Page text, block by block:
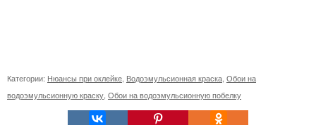
Категории: Нюансы при оклейке Водоэмульсионная краска Обои на
водоэмульсионную краску Обои на водоэмульсионную побелку